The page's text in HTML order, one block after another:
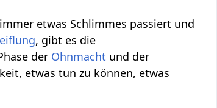
etwas Schlimmes passiert und
, gibt es die
der Ohnmacht und der
etwas tun zu können, etwas